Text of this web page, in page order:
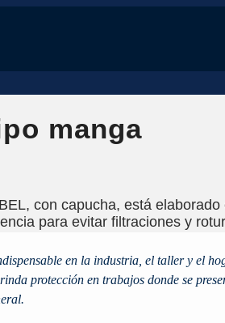
manga
con capucha, está
para evitar filtraciones y
en la industria, el taller y el
protección en trabajos donde se